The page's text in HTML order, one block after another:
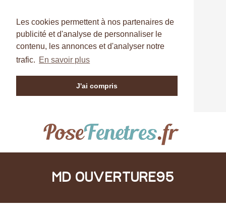
Les cookies permettent à nos partenaires de
publicité et d'analyse de personnaliser le
contenu, les annonces et d'analyser notre
trafic. En savoir plus
J'ai compris
MD OUVERTURE95